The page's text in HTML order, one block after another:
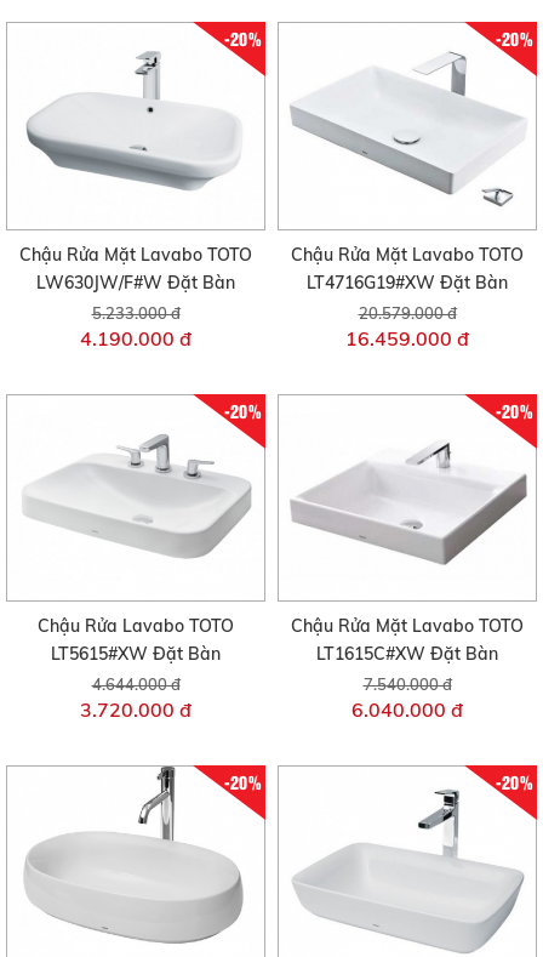
-20%
Chậu Rửa Mặt Lavabo TOTO
LW630JW/F#W Đặt Bàn
5.233.000 đ
4.190.000 đ
-20%
Chậu Rửa Mặt Lavabo TOTO
LT4716G19#XW Đặt Bàn
20.579.000 đ
16.459.000 đ
-20%
Chậu Rửa Lavabo TOTO
LT5615#XW Đặt Bàn
4.644.000 đ
3.720.000 đ
-20%
Chậu Rửa Mặt Lavabo TOTO
LT1615C#XW Đặt Bàn
7.540.000 đ
6.040.000 đ
-20% -20%